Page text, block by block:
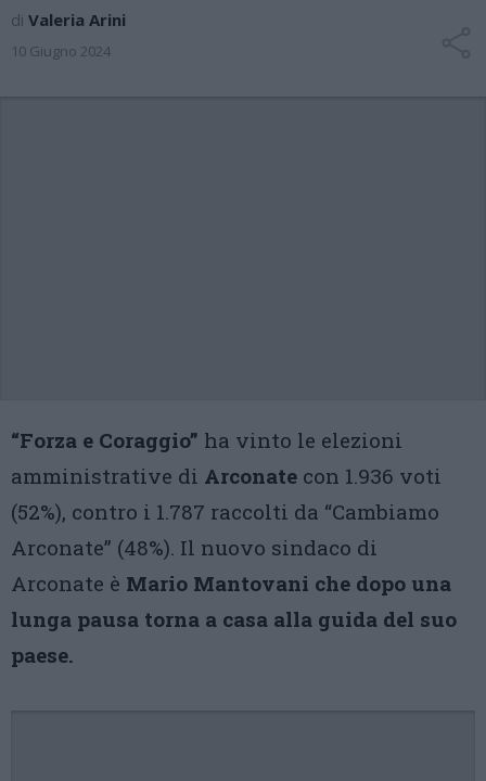
di Valeria Arini
10 Giugno 2024
“Forza e Coraggio” ha vinto le elezioni
amministrative di Arconate con 1.936 voti
(52%), contro i 1.787 raccolti da “Cambiamo
Arconate” (48%). Il nuovo sindaco di
Arconate è Mario Mantovani che dopo una
lunga pausa torna a casa alla guida del suo
paese.